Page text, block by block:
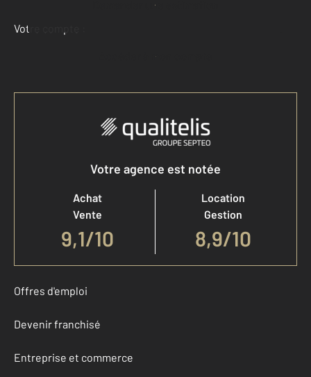
Demander une estimation
Votre compte :
Accéder à mon compte
Votre agence est notée
Achat
Vente
9,1/10
Location
Gestion
8,9/10
Offres d'emploi
Devenir franchisé
Entreprise et commerce